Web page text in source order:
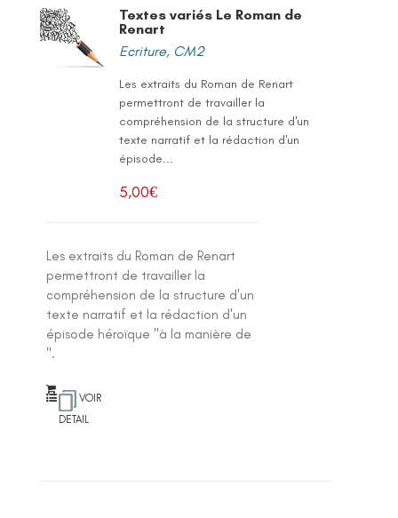
Textes variés Le Roman de
Renart
Ecriture, CM2
Les extraits du Roman de Renart
permettront de travailler la
compréhension de la structure d'un
texte narratif et la rédaction d'un
épisode...
5,00€
Les extraits du Roman de Renart
permettront de travailler la
compréhension de la structure d'un
texte narratif et la rédaction d'un
épisode héroïque "à la manière de
".
VOIR
DETAIL